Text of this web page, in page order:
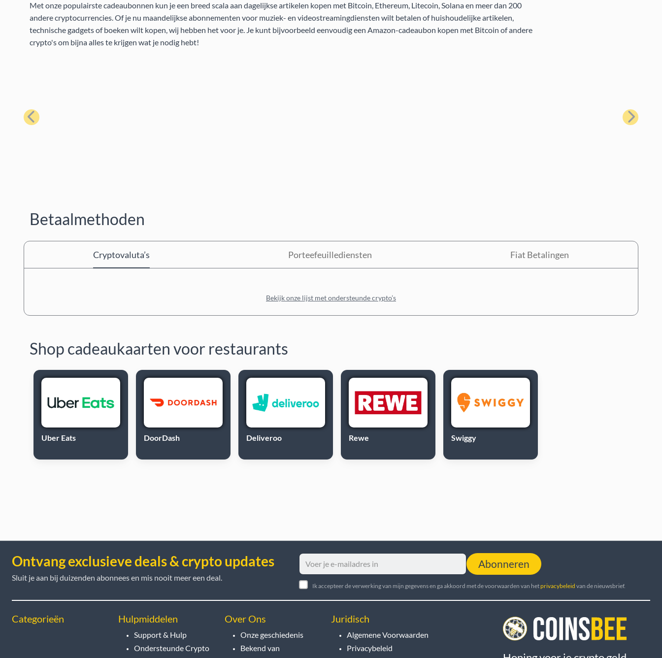
Met onze populairste cadeaubonnen kun je een breed scala aan dagelijkse artikelen kopen met Bitcoin, Ethereum, Litecoin, Solana en meer dan 200
andere cryptocurrencies. Of je nu maandelijkse abonnementen voor muziek- en videostreamingdiensten wilt betalen of huishoudelijke artikelen,
technische gadgets of boeken wilt kopen, wij hebben het voor je. Je kunt bijvoorbeeld eenvoudig een Amazon-cadeaubon kopen met Bitcoin of andere
crypto's om bijna alles te krijgen wat je nodig hebt!
Vorige Volgende
Betaalmethoden
Cryptovaluta’s Porteefeuillediensten Fiat Betalingen
Bekijk onze lijst met ondersteunde crypto’s
Shop cadeaukaarten voor restaurants
Uber Eats DoorDash Deliveroo Rewe Swiggy
Ontvang exclusieve deals & crypto updates
Sluit je aan bij duizenden abonnees en mis nooit meer een deal.
Abonneren
Ik accepteer de verwerking van mijn gegevens en ga akkoord met de voorwaarden van hetprivacybeleid van de nieuwsbrief.
Categorieën Hulpmiddelen
Support & Hulp
Ondersteunde Crypto
Over Ons
Onze geschiedenis
Bekend van
Juridisch
Algemene Voorwaarden
Privacybeleid